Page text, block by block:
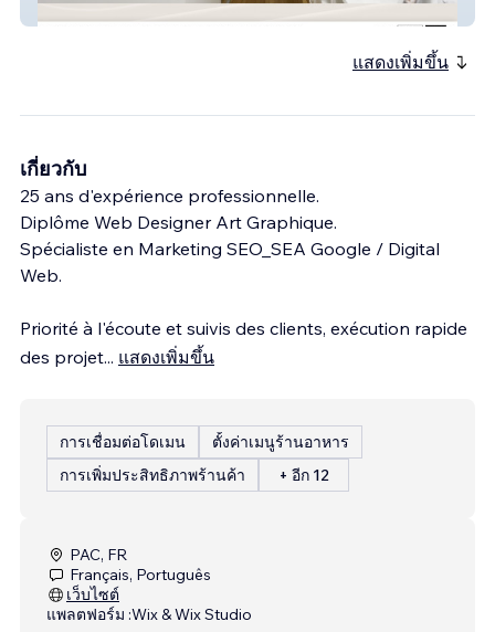
MÉDECINE ESTHÉTIQUE
แสดงเพิ่มขึ้น
เกี่ยวกับ
25 ans d'expérience professionnelle.
Diplôme Web Designer Art Graphique.
Spécialiste en Marketing SEO_SEA Google / Digital
Web.
Priorité à l'écoute et suivis des clients, exécution rapide
des projet... แสดงเพิ่มขึ้น
การเชื่อมต่อโดเมน
ตั้งค่าเมนูร้านอาหาร
การเพิ่มประสิทธิภาพร้านค้า
+ อีก 12
PAC, FR
Français, Português
เว็บไซต์
แพลตฟอร์ม :Wix & Wix Studio